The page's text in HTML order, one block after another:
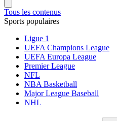
Tous les contenus
Sports populaires
Ligue 1
UEFA Champions League
UEFA Europa League
Premier League
NFL
NBA Basketball
Major League Baseball
NHL